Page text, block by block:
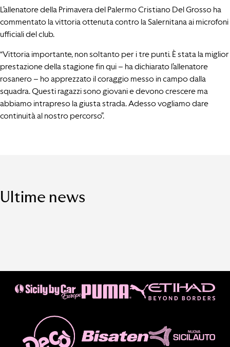
L’allenatore della Primavera del Palermo Cristiano Del Grosso ha
commentato la vittoria ottenuta contro la Salernitana ai microfoni
ufficiali del club.
“Vittoria importante, non soltanto per i tre punti. È stata la miglior
prestazione della stagione fin qui – ha dichiarato l’allenatore
rosanero – ho apprezzato il coraggio messo in campo dalla
squadra. Questi ragazzi sono giovani e devono crescere ma
abbiamo intrapreso la giusta strada. Adesso vogliamo dare
continuità al nostro percorso”.
Ultime news